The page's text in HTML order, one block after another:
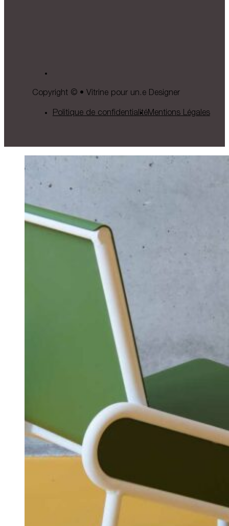
Copyright © • Vitrine pour un.e Designer
Politique de confidentialitéMentions Légales